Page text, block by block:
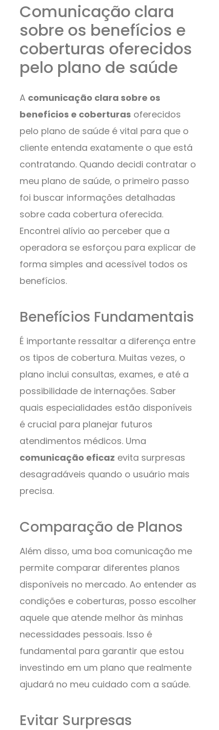
Comunicação clara
sobre os benefícios e
coberturas oferecidos
pelo plano de saúde
A comunicação clara sobre os
benefícios e coberturas oferecidos
pelo plano de saúde é vital para que o
cliente entenda exatamente o que está
contratando. Quando decidi contratar o
meu plano de saúde, o primeiro passo
foi buscar informações detalhadas
sobre cada cobertura oferecida.
Encontrei alívio ao perceber que a
operadora se esforçou para explicar de
forma simples and acessível todos os
benefícios.
Benefícios Fundamentais
É importante ressaltar a diferença entre
os tipos de cobertura. Muitas vezes, o
plano inclui consultas, exames, e até a
possibilidade de internações. Saber
quais especialidades estão disponíveis
é crucial para planejar futuros
atendimentos médicos. Uma
comunicação eficaz evita surpresas
desagradáveis quando o usuário mais
precisa.
Comparação de Planos
Além disso, uma boa comunicação me
permite comparar diferentes planos
disponíveis no mercado. Ao entender as
condições e coberturas, posso escolher
aquele que atende melhor às minhas
necessidades pessoais. Isso é
fundamental para garantir que estou
investindo em um plano que realmente
ajudará no meu cuidado com a saúde.
Evitar Surpresas